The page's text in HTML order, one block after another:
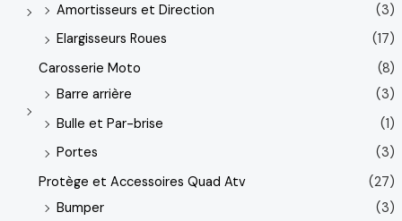
Amortisseurs et Direction
(3)
Elargisseurs Roues
(17)
Carosserie Moto
(8)
Barre arrière
(3)
Bulle et Par-brise
(1)
Portes
(3)
Protège et Accessoires Quad Atv
(27)
Bumper
(3)